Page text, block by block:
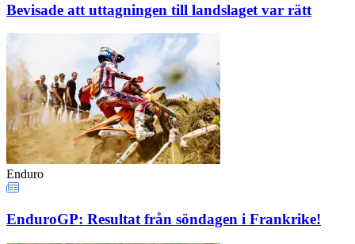
Bevisade att uttagningen till landslaget var rätt
Enduro
EnduroGP: Resultat från söndagen i Frankrike!